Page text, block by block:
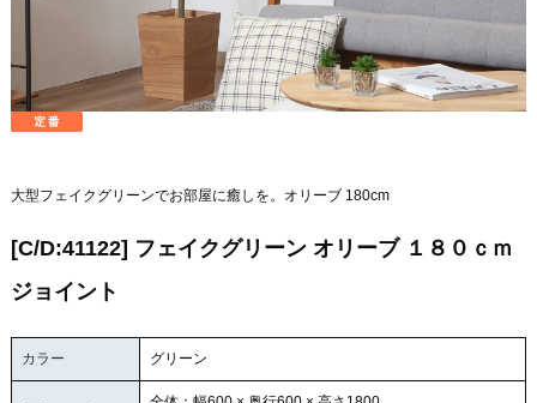
大型フェイクグリーンでお部屋に癒しを。オリーブ 180cm
[C/D:41122] フェイクグリーン オリーブ １８０ｃｍ
ジョイント
カラー グリーン